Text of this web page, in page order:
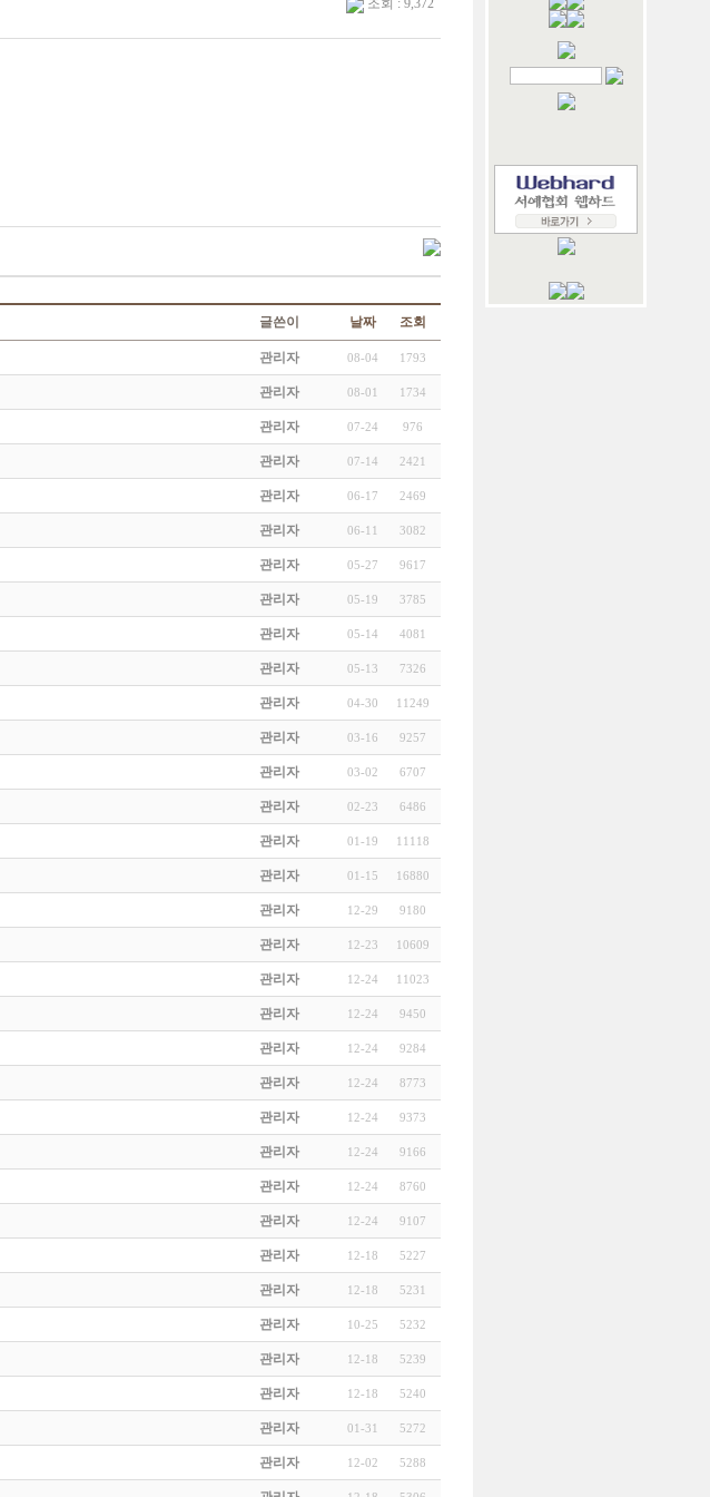
조회 : 9,372
글쓴이 날짜 조회
관리자 08-04 1793
관리자 08-01 1734
관리자 07-24 976
관리자 07-14 2421
관리자 06-17 2469
관리자 06-11 3082
관리자 05-27 9617
관리자 05-19 3785
관리자 05-14 4081
관리자 05-13 7326
관리자 04-30 11249
관리자 03-16 9257
관리자 03-02 6707
관리자 02-23 6486
관리자 01-19 11118
관리자 01-15 16880
관리자 12-29 9180
관리자 12-23 10609
관리자 12-24 11023
관리자 12-24 9450
관리자 12-24 9284
관리자 12-24 8773
관리자 12-24 9373
관리자 12-24 9166
관리자 12-24 8760
관리자 12-24 9107
관리자 12-18 5227
관리자 12-18 5231
관리자 10-25 5232
관리자 12-18 5239
관리자 12-18 5240
관리자 01-31 5272
관리자 12-02 5288